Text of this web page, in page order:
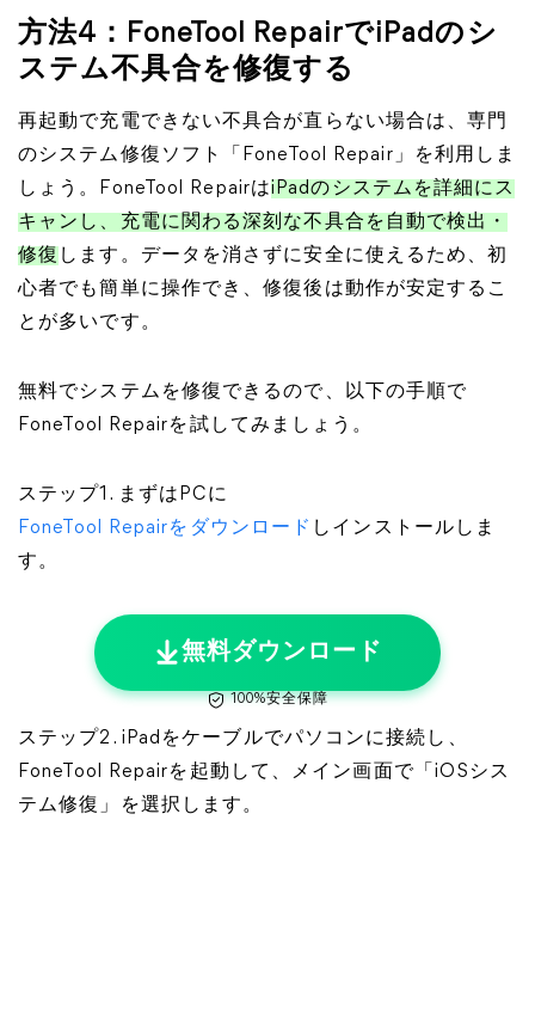
方法4：FoneTool RepairでiPadのシ
ステム不具合を修復する
再起動で充電できない不具合が直らない場合は、専門
のシステム修復ソフト「FoneTool Repair」を利用しま
しょう。FoneTool RepairはiPadのシステムを詳細にス
キャンし、充電に関わる深刻な不具合を自動で検出・
修復 します。データを消さずに安全に使えるため、初
心者でも簡単に操作でき、修復後は動作が安定するこ
とが多いです。
無料でシステムを修復できるので、以下の手順で
FoneTool Repairを試してみましょう。
ステップ1. まずはPCに
FoneTool Repairをダウンロード しインストールしま
す。
無料ダウンロード
100%安全保障
ステップ2. iPadをケーブルでパソコンに接続し、
FoneTool Repairを起動して、メイン画面で「iOSシス
テム修復」を選択します。